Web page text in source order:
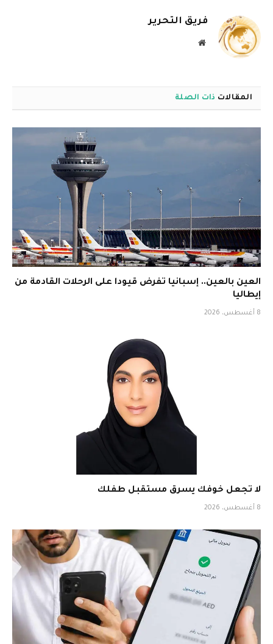
فريق التحرير
موقع
المقالات ذات الصلة
العين بالعين.. إسبانيا تفرض قيودا على الرحلات القادمة من
إيطاليا
8 أغسطس، 2026
لا تجعل خوفك يسرق مستقبل طفلك
8 أغسطس، 2026